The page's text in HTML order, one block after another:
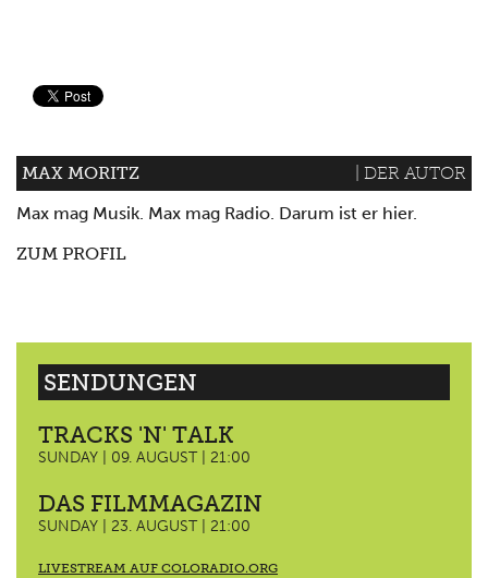
MAX MORITZ
| DER AUTOR
Max mag Musik. Max mag Radio. Darum ist er hier.
ZUM PROFIL
SENDUNGEN
TRACKS 'N' TALK
SUNDAY | 09. AUGUST | 21:00
DAS FILMMAGAZIN
SUNDAY | 23. AUGUST | 21:00
LIVESTREAM AUF COLORADIO.ORG